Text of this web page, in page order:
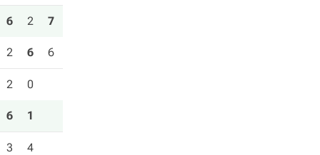
6 2 7
2 6 6
2 0
6 1
3 4